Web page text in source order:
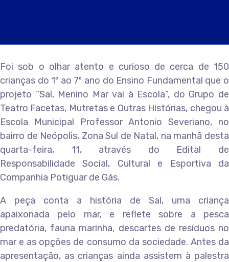
Foi sob o olhar atento e curioso de cerca de 150
crianças do 1º ao 7º ano do Ensino Fundamental que o
projeto “Sal, Menino Mar vai à Escola”, do Grupo de
Teatro Facetas, Mutretas e Outras Histórias, chegou à
Escola Municipal Professor Antonio Severiano, no
bairro de Neópolis, Zona Sul de Natal, na manhã desta
quarta-feira, 11, através do Edital de
Responsabilidade Social, Cultural e Esportiva da
Companhia Potiguar de Gás.
A peça conta a história de Sal, uma criança
apaixonada pelo mar, e reflete sobre a pesca
predatória, fauna marinha, descartes de resíduos no
mar e as opções de consumo da sociedade. Antes da
apresentação, as crianças ainda assistem à palestra